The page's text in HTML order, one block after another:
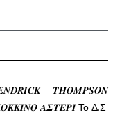
𝑻𝑯𝑶𝑴𝑷𝑺𝑶𝑵
𝜜𝜮𝜯𝜠𝜬𝜤 Το Δ.Σ.